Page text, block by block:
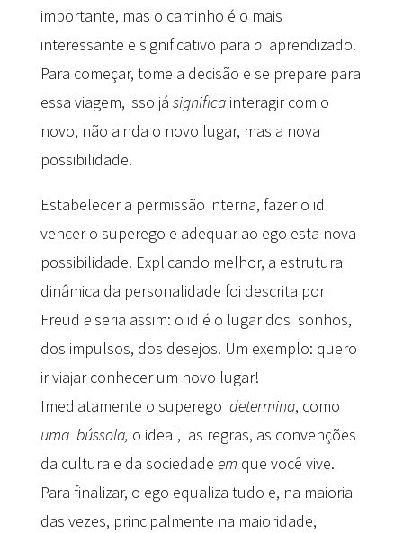
importante, mas o caminho é o mais
interessante e significativo para o aprendizado.
Para começar, tome a decisão e se prepare para
essa viagem, isso já significainteragir com o
novo, não ainda o novo lugar, mas a nova
possibilidade.
Estabelecer a permissão interna, fazer o id
vencer o superego e adequar ao ego esta nova
possibilidade. Explicando melhor, a estrutura
dinâmica da personalidade foi descrita por
Freud eseria assim: o id é o lugar dos sonhos,
dos impulsos, dos desejos. Um exemplo: quero
ir viajar conhecer um novo lugar!
Imediatamente o superego determina, como
uma bússola, o ideal, as regras, as convenções
da cultura e da sociedade em que você vive.
Para finalizar, o ego equaliza tudo e, na maioria
das vezes, principalmente na maioridade,